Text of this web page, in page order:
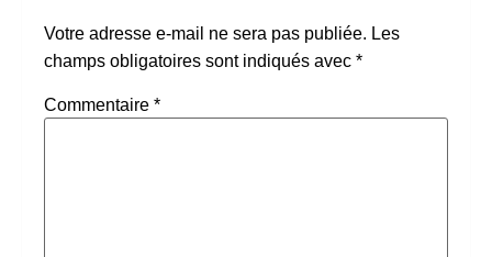
Votre adresse e-mail ne sera pas publiée. Les
champs obligatoires sont indiqués avec *
Commentaire *